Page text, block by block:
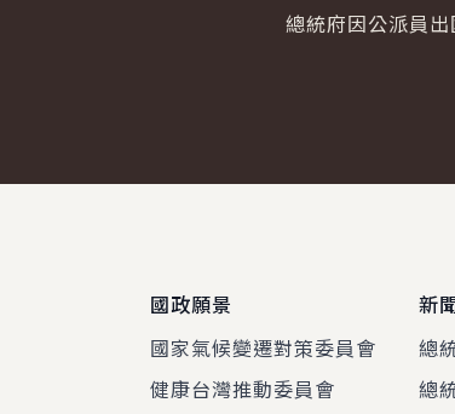
總統府因公派員
國政願景
國家氣候變遷對策委員會
健康台灣推動委員會
新
總
總